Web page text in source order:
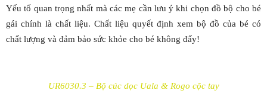
Yếu tố quan trọng nhất mà các mẹ cần lưu ý khi chọn đồ bộ cho bé
gái chính là chất liệu. Chất liệu quyết định xem bộ đồ của bé có
chất lượng và đảm bảo sức khỏe cho bé không đấy!
UR6030.3 – Bộ cúc dọc Uala & Rogo cộc tay